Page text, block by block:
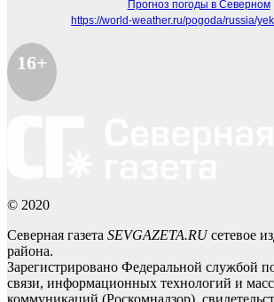
Прогноз погоды в Северном
https://world-weather.ru/pogoda/russia/
16+
© 2020
Северная газета SEVGAZETA.RUсетевое
района.
Зарегистрировано Федеральной службой
связи, информационных технологий и